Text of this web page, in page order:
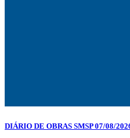
DIÁRIO DE OBRAS SMSP 07/08/